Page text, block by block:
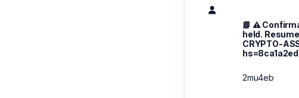
📘 ⚠️
held.
CRYPTO-
2mu4eb